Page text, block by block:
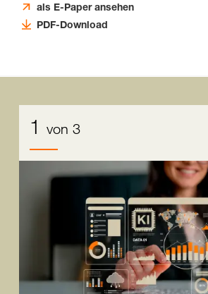
als E-Paper ansehen
PDF-Download
1 von 3